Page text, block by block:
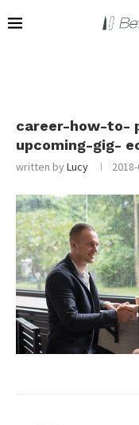
career-how-to-
upcoming-gig-
written byLucy